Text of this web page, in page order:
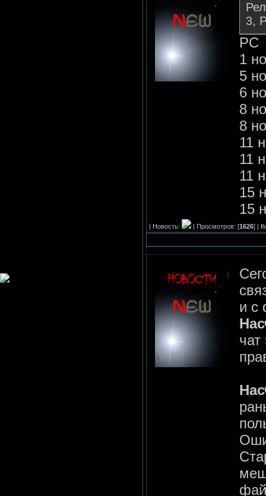
3,
PC
1
5
6
8
8
11
11
11
15
15
| Новость: | Просмотров: [1626] |
и с